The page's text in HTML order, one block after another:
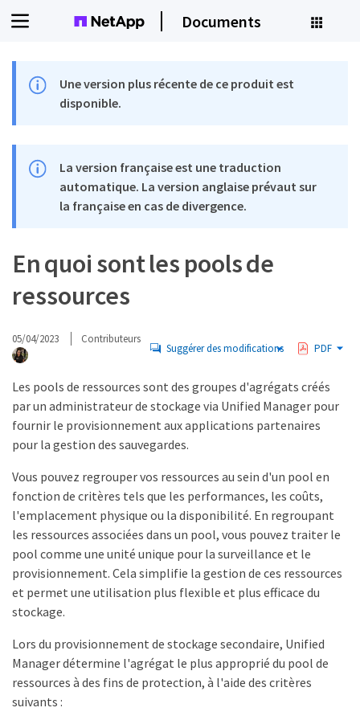
Documents
Une version plus récente de ce produit est
disponible.
La version française est une traduction
automatique. La version anglaise prévaut sur
la française en cas de divergence.
En quoi sont les pools de
ressources
05/04/2023 Contributeurs
Suggérer des modifications PDF
Les pools de ressources sont des groupes d'agrégats créés
par un administrateur de stockage via Unified Manager pour
fournir le provisionnement aux applications partenaires
pour la gestion des sauvegardes.
Vous pouvez regrouper vos ressources au sein d'un pool en
fonction de critères tels que les performances, les coûts,
l'emplacement physique ou la disponibilité. En regroupant
les ressources associées dans un pool, vous pouvez traiter le
pool comme une unité unique pour la surveillance et le
provisionnement. Cela simplifie la gestion de ces ressources
et permet une utilisation plus flexible et plus efficace du
stockage.
Lors du provisionnement de stockage secondaire, Unified
Manager détermine l'agrégat le plus approprié du pool de
ressources à des fins de protection, à l'aide des critères
suivants :